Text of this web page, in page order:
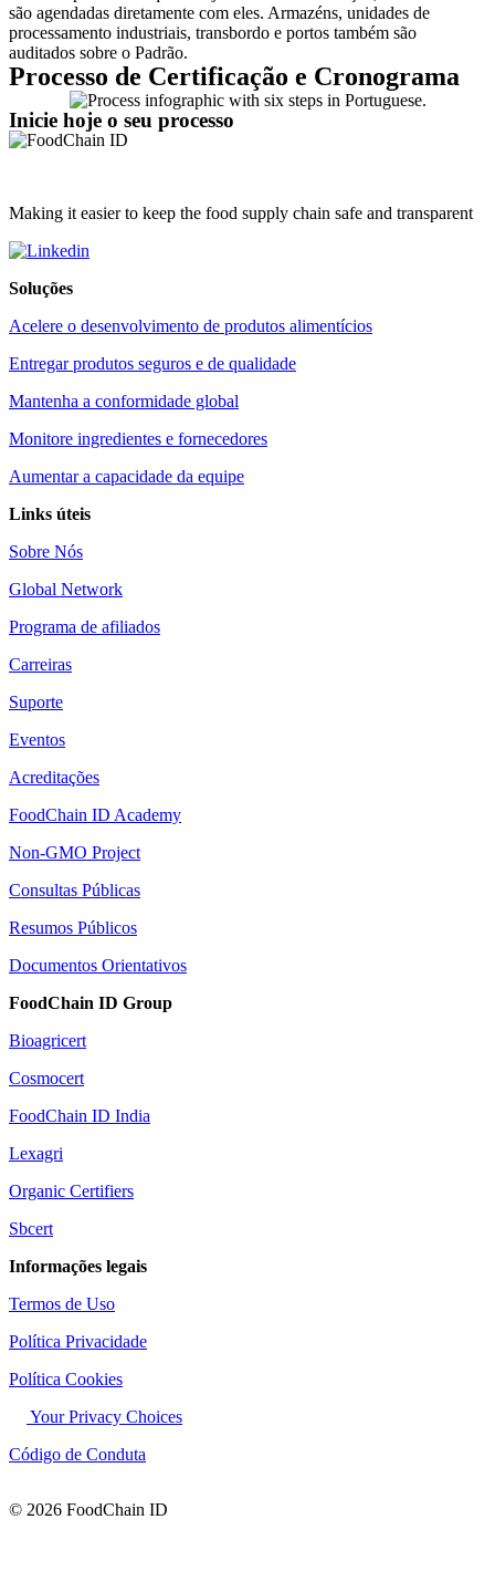
são agendadas diretamente com eles. Armazéns, unidades de
processamento industriais, transbordo e portos também são
auditados sobre o Padrão.
Processo de Certificação e Cronograma
Inicie hoje o seu processo
Making it easier to keep the food supply chain safe and transparent
Soluções
Acelere o desenvolvimento de produtos alimentícios
Entregar produtos seguros e de qualidade
Mantenha a conformidade global
Monitore ingredientes e fornecedores
Aumentar a capacidade da equipe
Links úteis
Sobre Nós
Global Network
Programa de afiliados
Carreiras
Suporte
Eventos
Acreditações
FoodChain ID Academy
Non-GMO Project
Consultas Públicas
Resumos Públicos
Documentos Orientativos
FoodChain ID Group
Bioagricert
Cosmocert
FoodChain ID India
Lexagri
Organic Certifiers
Sbcert
Informações legais
Termos de Uso
Política Privacidade
Política Cookies
Your Privacy Choices
Código de Conduta
© 2026 FoodChain ID